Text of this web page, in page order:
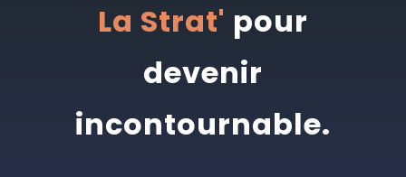
La Strat' pour
devenir
incontournable.